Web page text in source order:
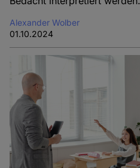
Alexander Wolber
01.10.2024